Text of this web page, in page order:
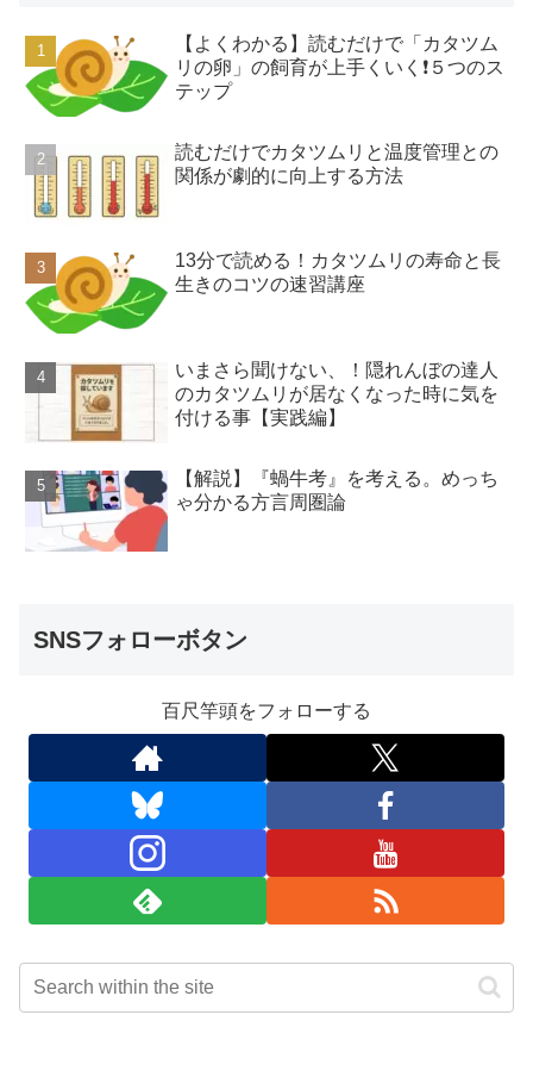
【よくわかる】読むだけで「カタツム
リの卵」の飼育が上手くいく❗️５つのス
テップ
読むだけでカタツムリと温度管理との
関係が劇的に向上する方法
13分で読める！カタツムリの寿命と長
生きのコツの速習講座
いまさら聞けない、！隠れんぼの達人
のカタツムリが居なくなった時に気を
付ける事【実践編】
【解説】『蝸牛考』を考える。めっち
ゃ分かる方言周圏論
SNSフォローボタン
百尺竿頭をフォローする